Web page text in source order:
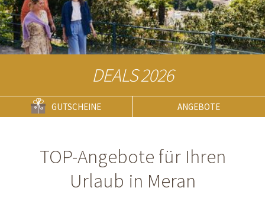
DEALS 2026
GUTSCHEINE ANGEBOTE
TOP-Angebote für Ihren
Urlaub in Meran